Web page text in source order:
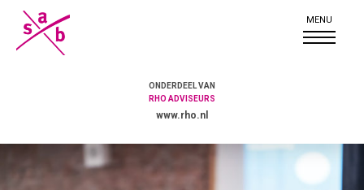
ONDERDEEL VAN
RHO ADVISEURS
www.rho.nl